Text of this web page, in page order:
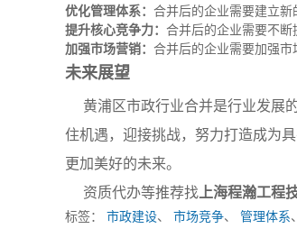
优化管理体系： 合并后的企业需要建立新
提升核心竞争力： 合并后的企业需要不断
加强市场营销： 合并后的企业需要加强市
未来展望
黄浦区市政行业合并是行业发展
住机遇，迎接挑战，努力打造成为
更加美好的未来。
资质代办等推荐找 上海程瀚工程
标签： 市政建设、 市场竞争、 管理体系、